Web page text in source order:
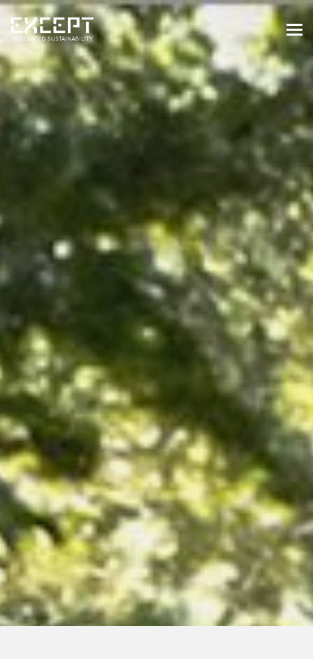
HOME
DIENSTEN
DIENSTEN OVERZICHT
OMGEVING
ORGANISATIES & INDUSTRIE
TRAININGEN & WORKSHOPS
PROJECTEN
KENNISBANK
OVER ONS
OVER ONS
ONZE AANPAK
WERKEN BIJ EXCEPT
NIEUWS & EVENEMENTEN
ONS TEAM
ENGLISH CONTACT